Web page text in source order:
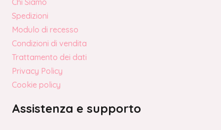
Spedizioni
Modulo di recesso
Condizioni di vendita
Trattamento dei dati
Privacy Policy
Cookie policy
Assistenza e supporto